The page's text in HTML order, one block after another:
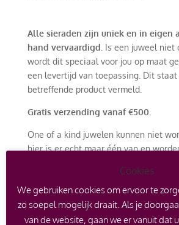
Alle sieraden zijn uniek en in eigen
hand vervaardigd . Is een juweel
wordt dit speciaal voor jou op maat
een levertijd van toepassing. Dit
betreffende product vermeld.
Gratis verzending vanaf €500.
One of a kind juwelen kunnen niet
hier is er echt maar één van en
gemaakt om een soortgelijk ontwerp
edelstenen of edelmetaal te laten
Het is ook mogelijk om met je oude
Cookies
We gebruiken cookies om ervoor te
zo soepel mogelijk draait. Als je
van de website, gaan we er vanuit dat